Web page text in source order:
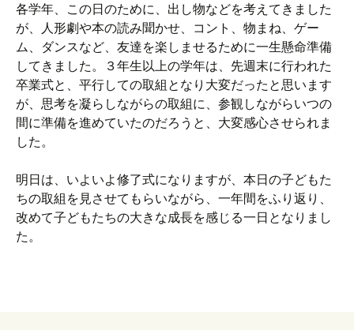
各学年、この日のために、出し物などを考えてきました
が、人形劇や本の読み聞かせ、コント、物まね、ゲー
ム、ダンスなど、友達を楽しませるために一生懸命準備
してきました。３年生以上の学年は、先週末に行われた
卒業式と、平行しての取組となり大変だったと思います
が、思考を凝らしながらの取組に、参観しながらいつの
間に準備を進めていたのだろうと、大変感心させられま
した。
明日は、いよいよ修了式になりますが、本日の子どもた
ちの取組を見させてもらいながら、一年間をふり返り、
改めて子どもたちの大きな成長を感じる一日となりまし
た。